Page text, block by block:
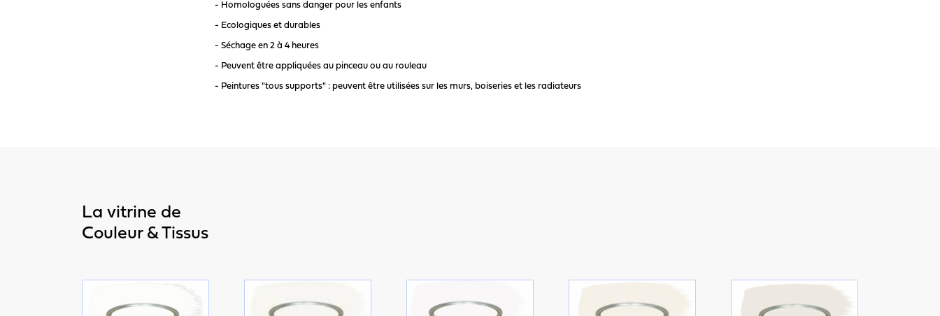
- Homologuées sans danger pour les enfants
- Ecologiques et durables
- Séchage en 2 à 4 heures
- Peuvent être appliquées au pinceau ou au rouleau
- Peintures "tous supports" : peuvent être utilisées sur les murs, boiseries et les radiateurs
La vitrine de
Couleur & Tissus